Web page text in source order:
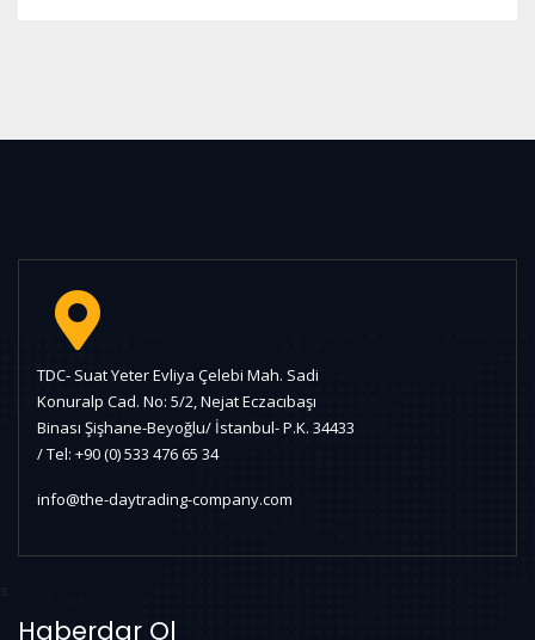
TDC- Suat Yeter Evliya Çelebi Mah. Sadi
Konuralp Cad. No: 5/2, Nejat Eczacıbaşı
Binası Şişhane-Beyoğlu/ İstanbul- P.K. 34433
/ Tel: +90 (0) 533 476 65 34
info@the-daytrading-company.com
Haberdar Ol